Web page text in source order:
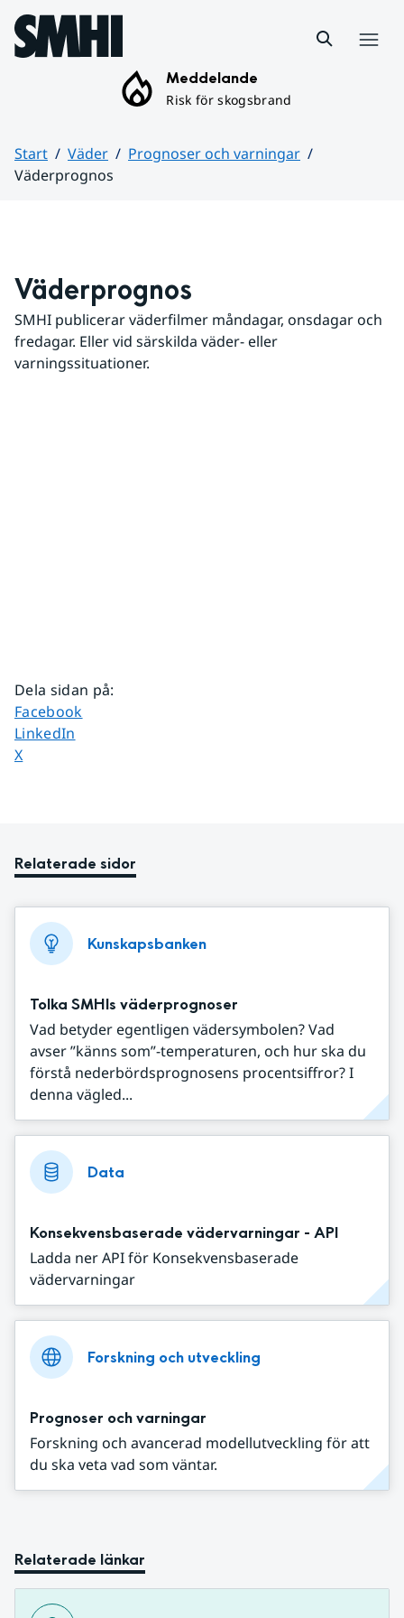
Hoppa till sidans innehåll
Meddelande
Risk för skogsbrand
Start Väder
Prognoser och varningar
Väderprognos
Väderprognos
SMHI publicerar väderfilmer måndagar, onsdagar och
fredagar. Eller vid särskilda väder- eller
varningssituationer.
Dela sidan på:
Dela sidan på
Facebook
Dela sidan på
LinkedIn
Dela sidan på
X
Relaterade sidor
Kunskapsbanken
Tolka SMHIs väderprognoser
Vad betyder egentligen vädersymbolen? Vad
avser ”känns som”-temperaturen, och hur ska du
förstå nederbördsprognosens procentsiffror? I
denna vägled...
Data
Konsekvensbaserade vädervarningar - API
Ladda ner API för Konsekvensbaserade
vädervarningar
Forskning och utveckling
Prognoser och varningar
Forskning och avancerad modellutveckling för att
du ska veta vad som väntar.
Relaterade länkar